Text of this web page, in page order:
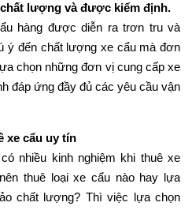
lượng và được kiểm định.
hàng được diễn ra trơn tru và
ý đến chất lượng xe cẩu mà đơn
chọn những đơn vị cung cấp xe
đáp ứng đầy đủ các yêu cầu vận
xe cẩu uy tín
nhiều kinh nghiệm khi thuê xe
thuê loại xe cẩu nào hay lựa
chất lượng? Thì việc lựa chọn